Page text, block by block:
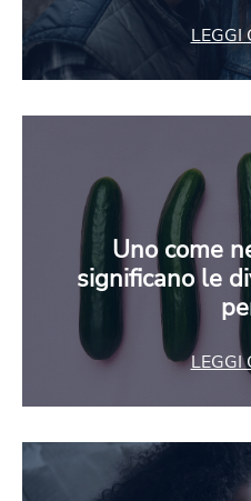
LEGGI
Uno come
significano le
LEGGI